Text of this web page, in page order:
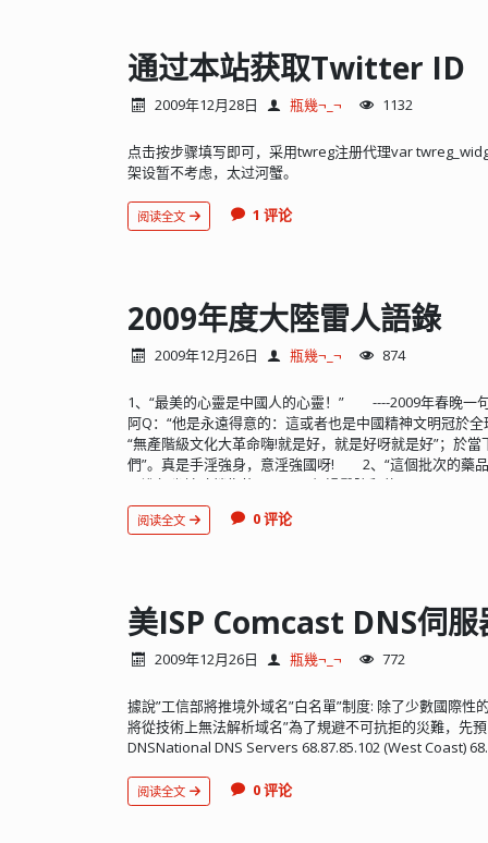
通过本站获取Twitter ID
2009年12月28日 瓶幾¬_¬ 1132
点击按步骤填写即可，采用twreg注册代理var
架设暂不考虑，太过河蟹。
阅读全文 1 评论
2009年度大陸雷人語錄
2009年12月26日 瓶幾¬_¬ 874
1、“最美的心靈是中國人的心靈！” ----2009年春晚
阿Q：“他是永遠得意的：這或者也是中國精神文明冠於
“無產階級文化大革命嗨!就是好，就是好呀就是好”；於
們”。真是手淫強身，意淫強國呀! 2、“這個批次的藥
屋進行坐診時銷售的，而不是經過醫院和藥...
阅读全文 0 评论
美ISP Comcast DNS伺服
2009年12月26日 瓶幾¬_¬ 772
據說”工信部將推境外域名”白名單”制度: 除了少數國際
將從技術上無法解析域名”為了規避不可抗拒的災難，
DNSNational DNS Servers 68.87.85.102 (West Coast)
阅读全文 0 评论